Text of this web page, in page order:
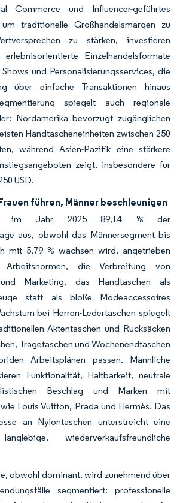
Commerce und Influencer-geführtes
traditionelle Großhandelsmargen zu
zu stärken, investieren
Einzelhandelsformate
und Personalisierungsservices, die
über einfache Transaktionen hinaus
spiegelt auch regionale
Nordamerika bevorzugt zugänglichen
Handtascheneinheiten zwischen 250
während Asien-Pazifik eine stärkere
zeigt, insbesondere für
USD.
führen, Männer beschleunigen
im Jahr 2025 89,14 % der
aus, obwohl das Männersegment bis
mit 5,79 % wachsen wird, angetrieben
Arbeitsnormen, die Verbreitung von
und Marketing, das Handtaschen als
statt als bloße Modeaccessoires
bei Herren-Ledertaschen spiegelt
Aktentaschen und Rucksäcken
Tragetaschen und Wochenendtaschen
Arbeitsplänen passen. Männliche
Funktionalität, Haltbarkeit, neutrale
Beschlag und Marken mit
Louis Vuitton, Prada und Hermès. Das
an Nylontaschen unterstreicht eine
wiederverkaufsfreundliche
obwohl dominant, wird zunehmend über
segmentiert: professionelle